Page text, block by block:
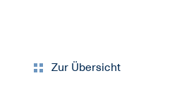
Zur Übersicht